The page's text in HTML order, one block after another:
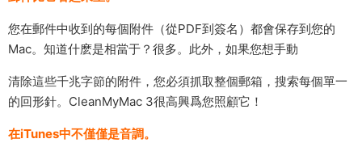
您在郵件中收到的每個附件（從PDF到簽名）都會保存到您的
Mac。知道什麽是相當于？很多。此外，如果您想手動
清除這些千兆字節的附件，您必須抓取整個郵箱，搜索每個單一
的回形針。CleanMyMac 3很高興爲您照顧它！
在iTunes中不僅僅是音調。